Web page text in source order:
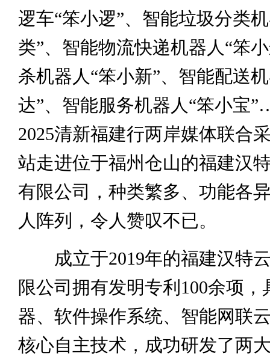
逻车“笨小逻”、智能垃圾分类
类”、智能物流快递机器人“笨
杀机器人“笨小新”、智能配送
达”、智能服务机器人“笨小宝
2025清新福建行两岸媒体联合
站走进位于福州仓山的福建汉
有限公司，种类繁多、功能各
人阵列，令人赞叹不已。
成立于2019年的福建汉特
限公司拥有发明专利100余项，
器、软件操作系统、智能网联
核心自主技术，成功研发了两